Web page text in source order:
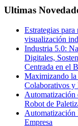
Ultimas
Estrategias
visualización
Industria 5.0:
Digitales,
Centrada en el
Maximizando
Colaborativos y
Automatización
Robot de
Automatización
Empresa